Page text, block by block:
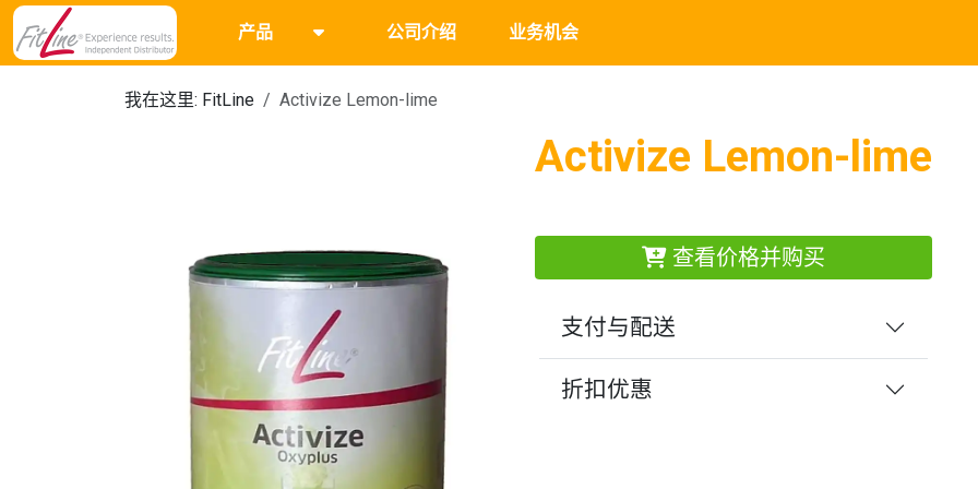
产品 公司介绍 业务机会
我在这里: FitLine Activize Lemon-lime
Activize Lemon-lime
查看价格并购买
支付与配送
折扣优惠